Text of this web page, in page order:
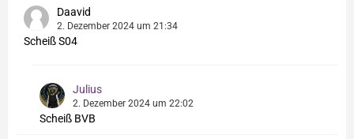
Daavid
2. Dezember 2024 um 21:34
Scheiß S04
Julius
2. Dezember 2024 um 22:02
Scheiß BVB